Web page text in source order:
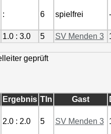
: 6 spielfrei -
1.0 : 3.0 5 SV Menden 3
Ergebnis Tln Gast
2.0 : 2.0 5 SV Menden 3